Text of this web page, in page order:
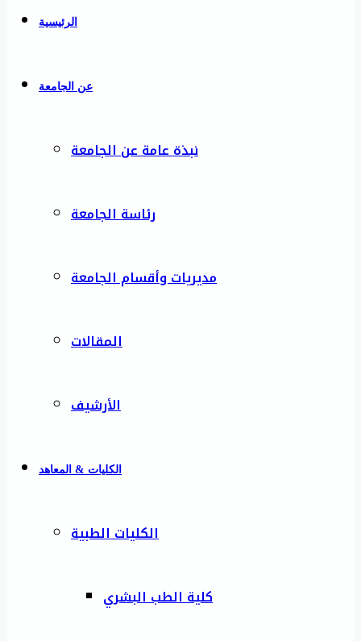
الرئيسية
عن الجامعة
نبذة عامة عن الجامعة
رئاسة الجامعة
مديريات وأقسام الجامعة
المقالات
الأرشيف
الكليات & المعاهد
الكليات الطبية
كلية الطب البشري